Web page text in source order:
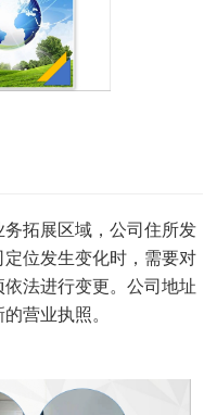
拓展区域，公司住所发
位发生变化时，需要对
法进行变更。公司地址
营业执照。